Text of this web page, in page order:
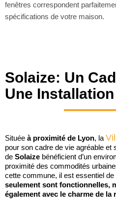
fenêtres correspondent
spécifications de votre maison.
Solaize: Un
Une
Située à proximité de Lyon, la
pour son cadre de vie agréable et
de Solaize bénéficient d’un
proximité des commodités
cette commune, il est essentiel de
seulement sont fonctionnelles,
également avec le charme de la